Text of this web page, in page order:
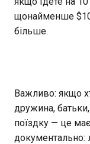
щонайменше
більше.
Важливо: якщо
дружина,
поїздку — це
документально: